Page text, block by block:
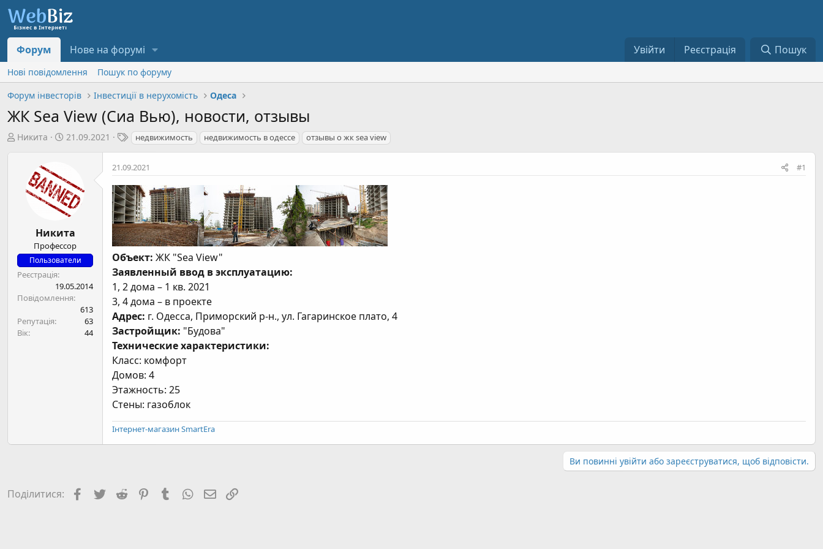
Форум Нове на форумі Увійти Реєстрація Пошук
Нові повідомлення
Пошук по форуму
Форум інвесторів
Інвестиції в нерухомість Одеса
ЖК Sea View (Сиа Вью), новости, отзывы
А
Никита
Д
с
т
в
р
е
н
я
21.09.2021
Т
г
недвижимость недвижимость в одессе отзывы о жк sea view
Никита
Профессор
Пользователи
Реєстрація
19.05.2014
Повідомлення
613
Репутація
63
Вік
44
21.09.2021 #1
Объект: ЖК "Sea View"
Заявленный ввод в эксплуатацию:
1, 2 дома – 1 кв. 2021
3, 4 дома – в проекте
Адрес: г. Одесса, Приморский р-н., ул. Гагаринское плато, 4
Застройщик: "Будова"
Технические характеристики:
Класс: комфорт
Домов: 4
Этажность: 25
Стены: газоблок
Інтернет-магазин SmartEra
Ви повинні увійти або зареєструватися, щоб відповісти.
Поділитися: FacebookTwitterReddit PinterestTumblrWhatsApp
E-mail